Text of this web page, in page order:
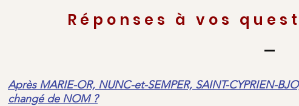
Réponses à vos
Après MARIE-OR, NUNC-et-SEMPER, SAINT-CYPRIEN-
changé de NOM ?